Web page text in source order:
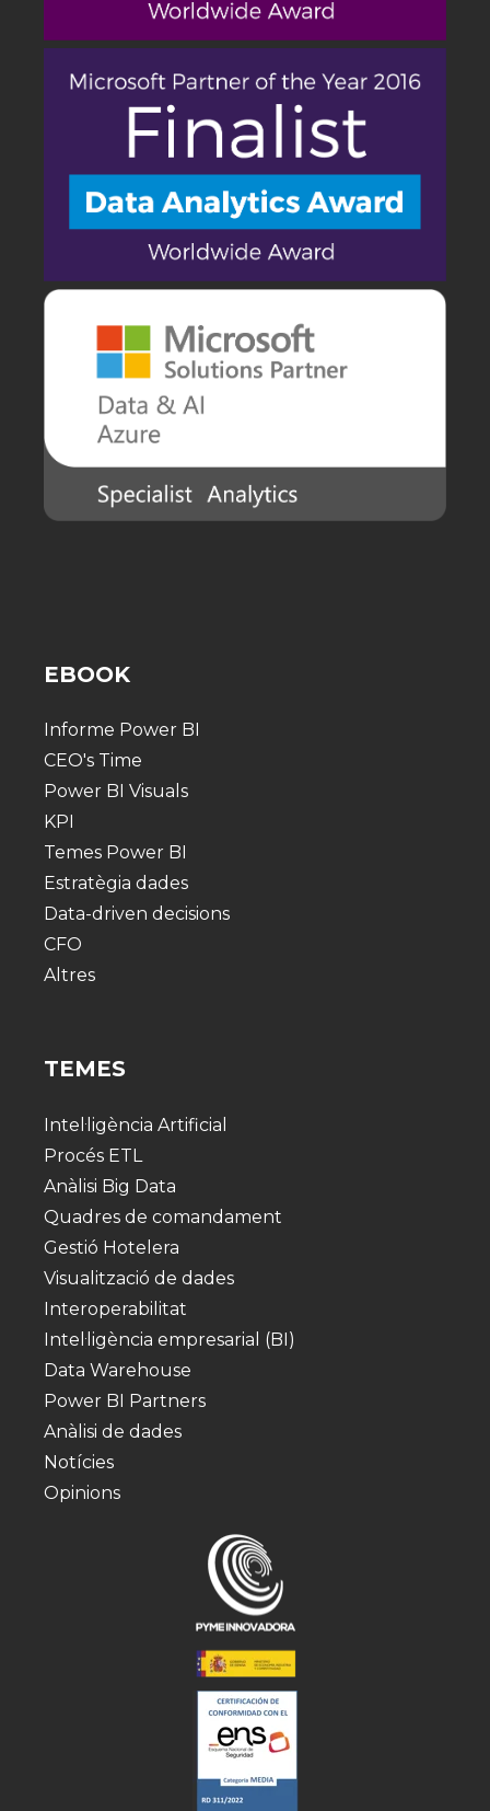
EBOOK
Informe Power BI
CEO's Time
Power BI Visuals
KPI
Temes Power BI
Estratègia dades
Data-driven decisions
CFO
Altres
TEMES
Intel·ligència Artificial
Procés ETL
Anàlisi Big Data
Quadres de comandament
Gestió Hotelera
Visualització de dades
Interoperabilitat
Intel·ligència empresarial (BI)
Data Warehouse
Power BI Partners
Anàlisi de dades
Notícies
Opinions